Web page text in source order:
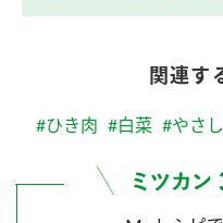
関連す
#ひき肉 #白菜 #やさ